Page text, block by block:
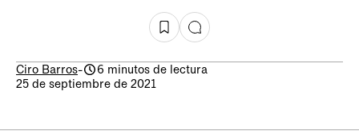
Ciro Barros-
6 minutos de lectura
25 de septiembre de 2021